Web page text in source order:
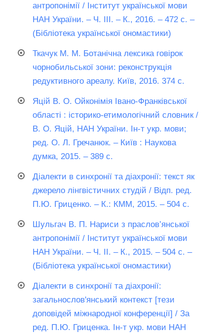
антропонімії / Інститут української мови
НАН України. ‒ Ч. IІI. ‒ К., 2016. ‒ 472 с. ‒
(Бібліотека української ономастики)
Ткачук М. М. Ботанічна лексика говірок
чорнобильської зони: реконструкція
редуктивного ареалу. Київ, 2016. 374 с.
Яцій В. О. Ойконімія Івано-Франківської
області : історико-етимологічний словник /
В. О. Яцій, НАН України. Ін-т укр. мови;
ред. О. Л. Гречанюк. – Київ : Наукова
думка, 2015. – 389 с.
Діалекти в синхронії та діахронії: текст як
джерело лінгвістичних студій / Відп. ред.
П.Ю. Гриценко. – К.: КММ, 2015. – 504 с.
Шульгач В. П. Нариси з праслов’янської
антропонімії / Інститут української мови
НАН України. ‒ Ч. II. ‒ К., 2015. ‒ 504 с. ‒
(Бібліотека української ономастики)
Діалекти в синхронії та діахронії:
загальнослов'янський контекст [тези
доповідей міжнародної конференції] / За
ред. П.Ю. Гриценка. Ін-т укр. мови НАН